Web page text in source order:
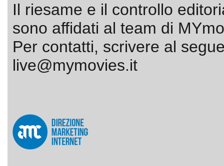
Il riesame e il controllo
sono affidati al team di
Per contatti, scrivere al
live@mymovies.it